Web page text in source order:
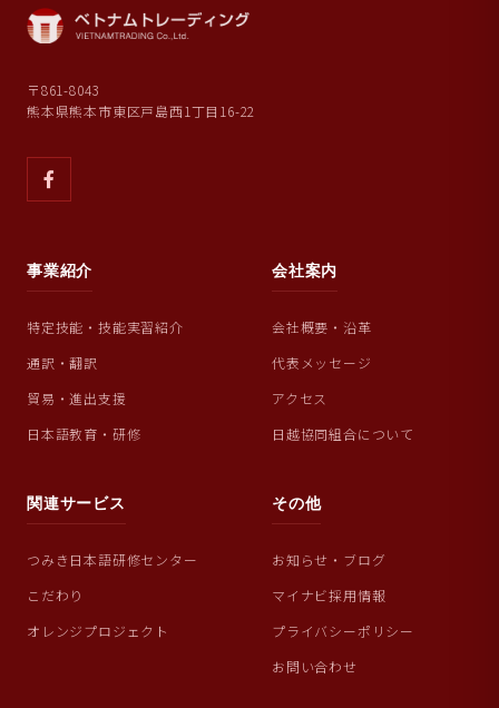
〒861-8043
熊本県熊本市東区戸島西1丁目16-22
事業紹介
特定技能・技能実習紹介
通訳・翻訳
貿易・進出支援
日本語教育・研修
会社案内
会社概要・沿革
代表メッセージ
アクセス
日越協同組合について
関連サービス
つみき日本語研修センター
こだわり
オレンジプロジェクト
その他
お知らせ・ブログ
マイナビ採用情報
プライバシーポリシー
お問い合わせ